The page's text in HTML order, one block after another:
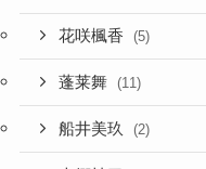
花咲楓香 (5)
蓬莱舞 (11)
船井美玖 (2)